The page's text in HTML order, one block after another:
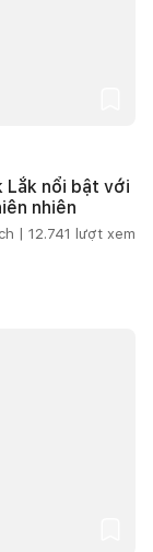
Lắk nổi bật với
nhiên
| 12.741 lượt xem